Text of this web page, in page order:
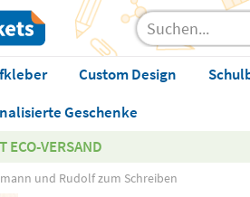
Custom Design
Geschenke
ECO-VERSAND
und Rudolf zum Schreiben